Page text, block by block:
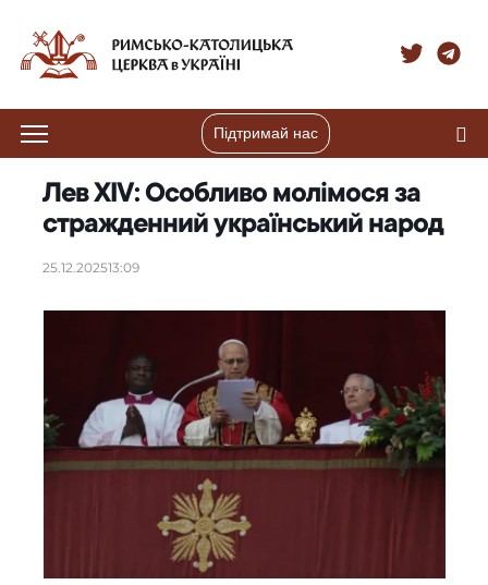
Підтримай нас
Лев XIV: Особливо молімося за
стражденний український народ
25.12.202513:09